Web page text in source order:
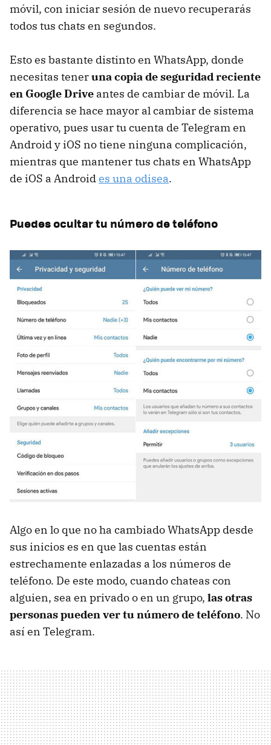
móvil, con iniciar sesión de nuevo recuperarás
todos tus chats en segundos.
Esto es bastante distinto en WhatsApp, donde
necesitas teneruna copia de seguridad reciente
en Google Drive antes de cambiar de móvil. La
diferencia se hace mayor al cambiar de sistema
operativo, pues usar tu cuenta de Telegram en
Android y iOS no tiene ninguna complicación,
mientras que mantener tus chats en WhatsApp
de iOS a Androides una odisea.
Puedes ocultar tu número de teléfono
Algo en lo que no ha cambiado WhatsApp desde
sus inicios es en que las cuentas están
estrechamente enlazadas a los números de
teléfono. De este modo, cuando chateas con
alguien, sea en privado o en un grupo, las otras
personas pueden ver tu número de teléfono. No
así en Telegram.